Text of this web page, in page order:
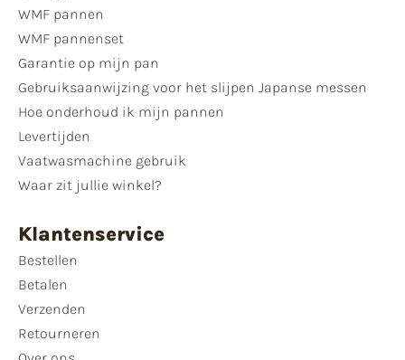
WMF pannen
WMF pannenset
Garantie op mijn pan
Gebruiksaanwijzing voor het slijpen Japanse messen
Hoe onderhoud ik mijn pannen
Levertijden
Vaatwasmachine gebruik
Waar zit jullie winkel?
Klantenservice
Bestellen
Betalen
Verzenden
Retourneren